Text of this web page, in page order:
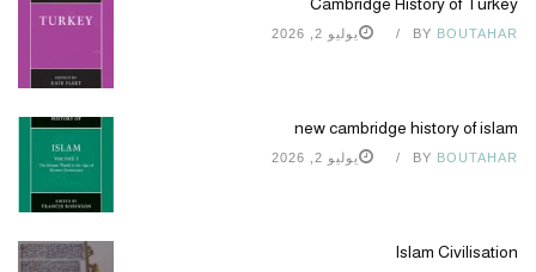
BY BOUTAHAR يوليو 2, 2026
new cambridge history of islam
BY BOUTAHAR يوليو 2, 2026
Islam Civilisation